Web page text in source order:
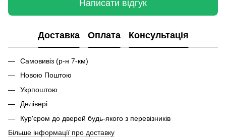
Написати відгук
Доставка Оплата Консультація
Самовивіз (р-н 7-км)
Новою Поштою
Укрпоштою
Делівері
Кур'єром до дверей будь-якого з перевізників
Більше інформації про доставку